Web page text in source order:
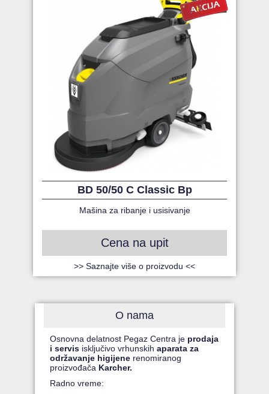
BD 50/50 C Classic Bp
Mašina za ribanje i usisivanje
Cena na upit
>> Saznajte više o proizvodu <<
O nama
Osnovna delatnost Pegaz Centra je prodaja
i servis isključivo vrhunskihaparata za
održavanje higijene renomiranog
proizvođača Karcher.
Radno vreme: